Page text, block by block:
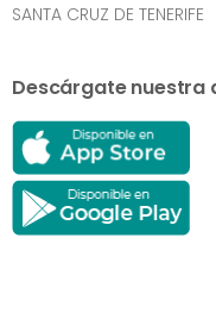
SANTA CRUZ DE TENERIFE
Descárgate nuestra